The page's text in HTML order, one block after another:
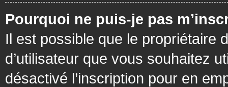
Pourquoi ne puis-je pas
Il est possible que le propriétaire
d’utilisateur que vous souhaitez
désactivé l’inscription pour en